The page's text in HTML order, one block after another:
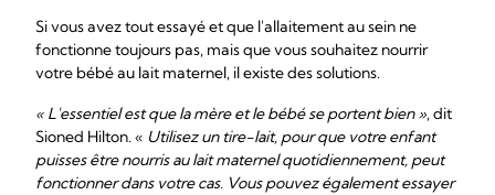
Si vous avez tout essayé et que l'allaitement au sein ne
fonctionne toujours pas, mais que vous souhaitez nourrir
votre bébé au lait maternel, il existe des solutions.
« L'essentiel est que la mère et le bébé se portent bien », dit
Sioned Hilton. « Utilisez un tire-lait, pour que votre enfant
puisses être nourris au lait maternel quotidiennement, peut
fonctionner dans votre cas. Vous pouvez également essayer